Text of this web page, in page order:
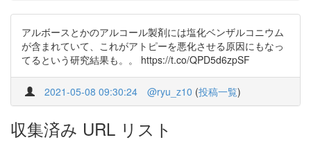
アルボースとかのアルコール製剤には塩化ベンザルコニウム
が含まれていて、これがアトピーを悪化させる原因にもなっ
てるという研究結果も。。 https://t.co/QPD5d6zpSF
2021-05-08 09:30:24 @ryu_z10 (投稿一覧)
収集済み URL リスト